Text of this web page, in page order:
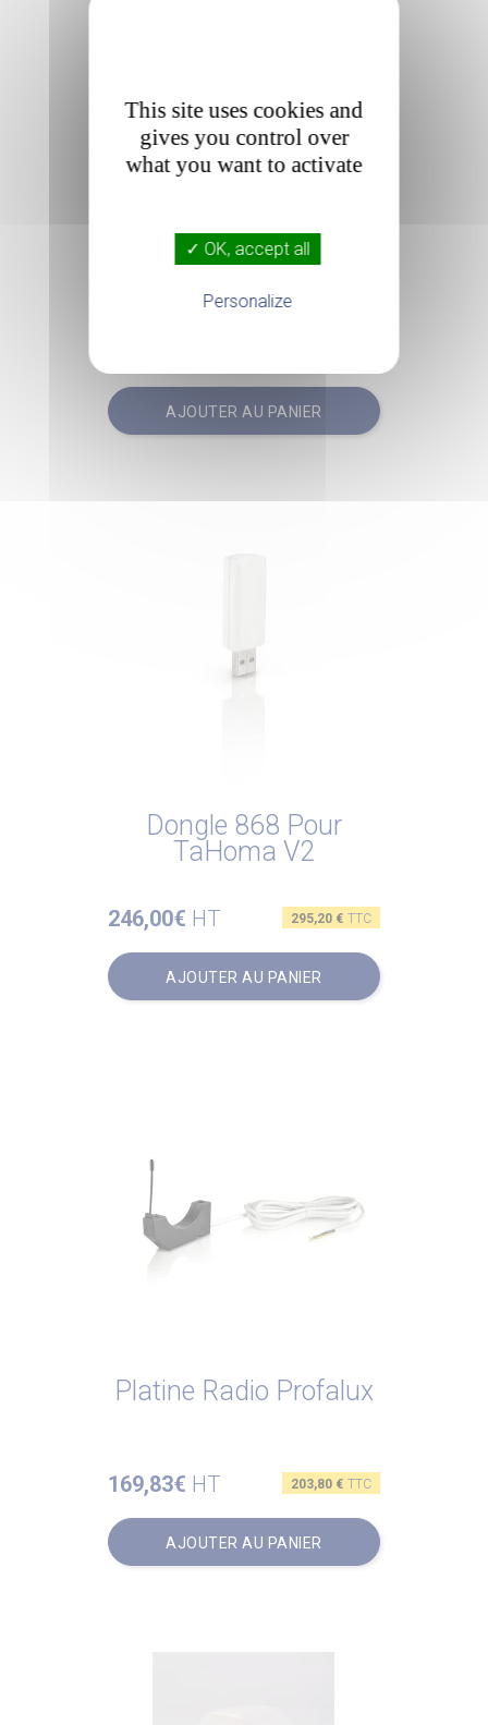
Dongle Zigbee Pour
Tydom 1.0 Ou 2.0
AJOUTER AU PANIER
Dongle 868 Pour
TaHoma V2
246,00€ HT Prix
295,20 € TTC
AJOUTER AU PANIER
Platine Radio Profalux
169,83€ HT Prix
203,80 € TTC
AJOUTER AU PANIER
This site uses cookies and
gives you control over
what you want to activate
✓ OK, accept all
Personalize